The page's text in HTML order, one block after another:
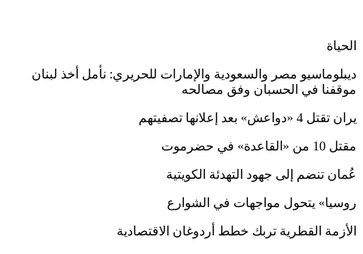
الحياة
ديبلوماسيو مصر والسعودية والإمارات للحريري: نأمل أخذ لبنان
موقفنا في الحسبان وفق مصالحه
يران تقتل 4 «دواعش» بعد إعلانها تصفيتهم
مقتل 10 من «القاعدة» في حضرموت
عُمان تنضم إلى جهود التهدئة الكويتية
روسيا» يتحول مواجهات في الشوارع
الأزمة القطرية تربك خطط أردوغان الاقتصادية